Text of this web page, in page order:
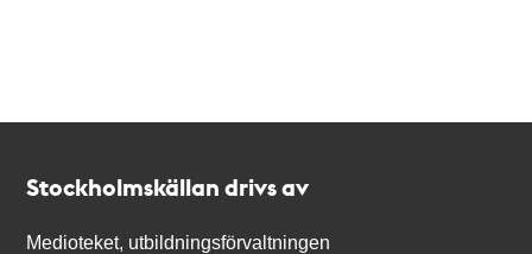
Stockholmskällan drivs av
Medioteket, utbildningsförvaltningen